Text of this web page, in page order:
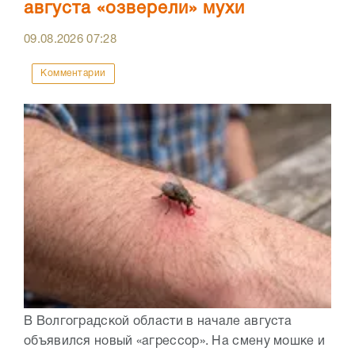
августа «озверели» мухи
09.08.202607:28
Комментарии
В Волгоградской области в начале августа
объявился новый «агрессор». На смену мошке и